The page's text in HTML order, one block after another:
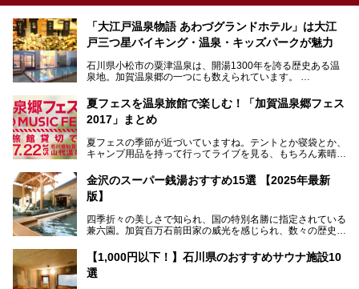
「大江戸温泉物語 あわづグランドホテル」は大江
戸三つ星バイキング・温泉・キッズパークが魅力
石川県小松市の粟津温泉は、開湯1300年を誇る歴史ある温
泉地。加賀温泉郷の一つにも数えられています。
その粟津温泉に建つ「大江戸温泉物語 あわづグランドホテ
ル」（以下、あわづグランドホテル）は客室数97室のホテ
ルで、昨年2024年12月に露天風呂を新設。充実したキッズ
2025年7月からは「大江戸三つ星バイキング」がスタート！
───
提供元：大江戸温泉物語ホテルズ＆リゾーツ株式会社【P
この記事は大江戸温泉物語 あわづグランドホテルのPR記事
です。
夏フェスを温泉旅館で楽しむ！「加賀温泉郷フェス
2017」まとめ
夏フェスの季節が近づいていますね。テントとか寝袋とか、
キャンプ用品を持って行ってライブを見る、もちろん素晴ら
いやでもね、暑いし汗や砂埃でドロドロになるしうるさくて
夜は寝られないし、若い時はそういうのが良かったんですけ
今、もうちょっと気楽なフェスはないかな、と探してたらあ
りましたよ！
「加賀温泉郷フェス 2017」が石川県・山代温泉の瑠璃光を
全館貸し切って開催！
金沢のスーパー銭湯おすすめ15選 【2025年最新
版】
四季折々の美しさで知られ、国の特別名勝に指定されている
兼六園。加賀百万石前田家の威光を感じられ、数々の歴史的
ア。国内でも特に人気の観光地の1つです。北陸新幹線で東
京から約2時間30分と、首都圏からアクセスしやすい立地も
魅力ですね。
【1,000円以下！】石川県のおすすめサウナ施設10
選